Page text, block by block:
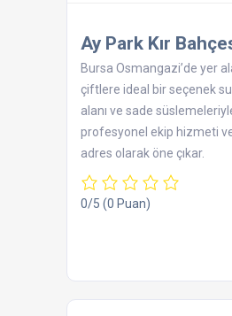
Ay Park Kır
Bursa Osmangazi’de yer
çiftlere ideal bir seçenek
alanı ve sade
profesyonel ekip hizmeti
adres olarak öne çıkar.
0/5 (0 Puan)